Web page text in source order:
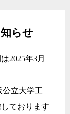
らせ
2025年3月
公立大学工
ております